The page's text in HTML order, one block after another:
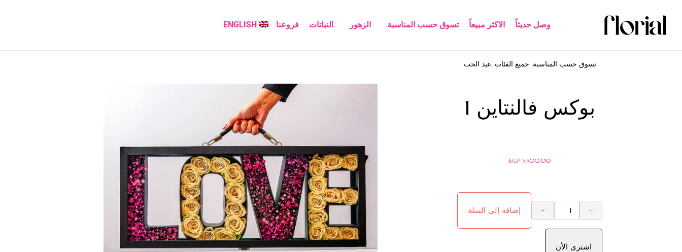
وصل حديثاً الاكثر مبيعاً​ تسوق حسب المناسبة الزهور النباتات فروعنا ENGLISH
تسوق حسب المناسبة, جميع الفئات, عيد الحب
بوكس فالنتاين 1
5,500.00
EGP
+
- إضافة إلى السلة
اشترى الأن